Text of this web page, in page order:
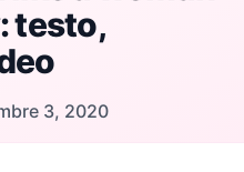
testo,
3, 2020